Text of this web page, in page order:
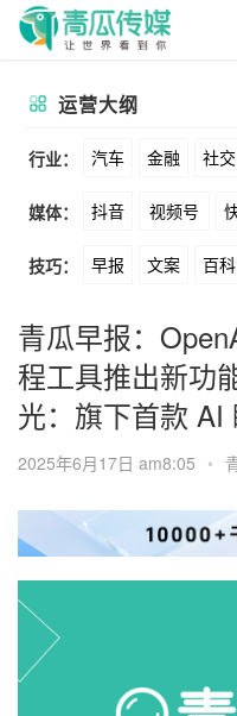
运营大纲
行业： 汽车 金融 社交
动漫 美妆 美食
酒旅 母婴 宠物
广告 元宇宙
媒体： 抖音 视频号
公众号 B站
Soul 360
美图 最右 神马
技巧： 早报 文案 百科
卖货 脚本
涨粉 广告 推广
数据 拉新 活动
青瓜早报：
程工具推出新功
光：旗下首款
2025年6月17日 am8:05 •